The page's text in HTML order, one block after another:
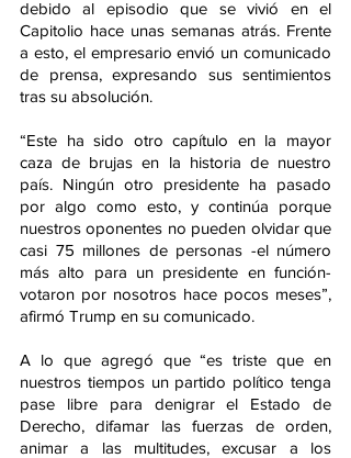
debido al episodio que se vivió en el
Capitolio hace unas semanas atrás. Frente
a esto, el empresario envió un comunicado
de prensa, expresando sus sentimientos
tras su absolución.
“Este ha sido otro capítulo en la mayor
caza de brujas en la historia de nuestro
país. Ningún otro presidente ha pasado
por algo como esto, y continúa porque
nuestros oponentes no pueden olvidar que
casi 75 millones de personas -el número
más alto para un presidente en función-
votaron por nosotros hace pocos meses”,
afirmó Trump en su comunicado.
A lo que agregó que “es triste que en
nuestros tiempos un partido político tenga
pase libre para denigrar el Estado de
Derecho, difamar las fuerzas de orden,
animar a las multitudes, excusar a los